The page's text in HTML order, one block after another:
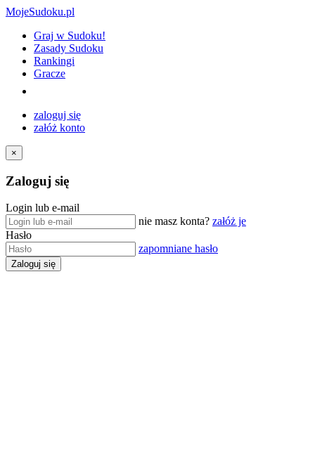
MojeSudoku.pl
Graj w Sudoku!
Zasady Sudoku
Rankingi
Gracze
zaloguj się
załóż konto
×
Zaloguj się
Login lub e-mail
nie masz konta? załóż je
Hasło
zapomniane hasło